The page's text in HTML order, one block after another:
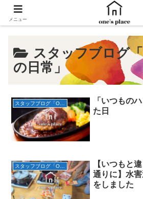
スタッフブログ
の日常」
スタッフブログ「One’s placeの日常」
「いつもの
た日
スタッフブログ「One’s placeの日常」
【いつもと
通りに】水
をしました
メニュー